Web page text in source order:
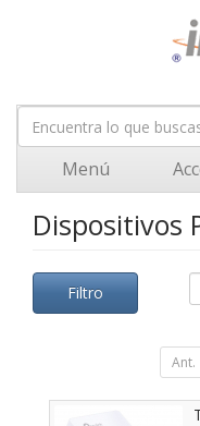
Menú
Dispositivos
Filtro
Ant.